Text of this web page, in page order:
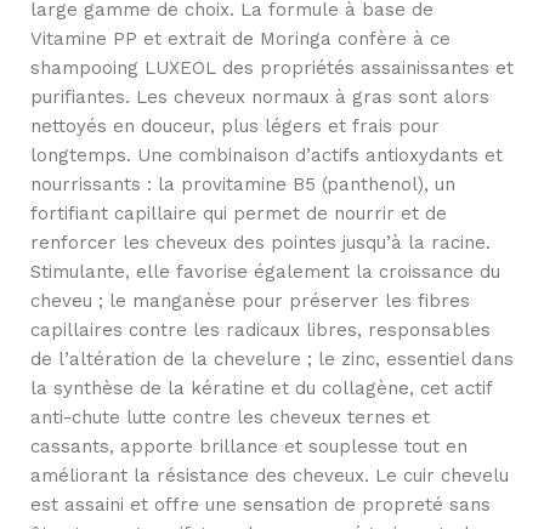
large gamme de choix. La formule à base de
Vitamine PP et extrait de Moringa confère à ce
shampooing LUXEOL des propriétés assainissantes et
purifiantes. Les cheveux normaux à gras sont alors
nettoyés en douceur, plus légers et frais pour
longtemps. Une combinaison d’actifs antioxydants et
nourrissants : la provitamine B5 (panthenol), un
fortifiant capillaire qui permet de nourrir et de
renforcer les cheveux des pointes jusqu’à la racine.
Stimulante, elle favorise également la croissance du
cheveu ; le manganèse pour préserver les fibres
capillaires contre les radicaux libres, responsables
de l’altération de la chevelure ; le zinc, essentiel dans
la synthèse de la kératine et du collagène, cet actif
anti-chute lutte contre les cheveux ternes et
cassants, apporte brillance et souplesse tout en
améliorant la résistance des cheveux. Le cuir chevelu
est assaini et offre une sensation de propreté sans